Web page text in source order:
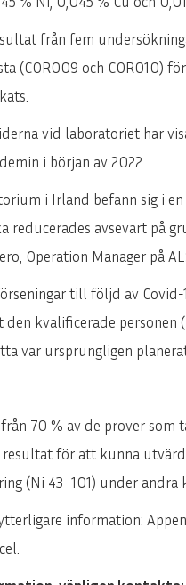
från fem
(COR009 och COR010)
vid laboratoriet har
i början av 2022.
i Irland befann sig i
reducerades avsevärt på
Operation Manager på
till följd av
den kvalificerade
var ursprungligen
70 % av de prover som
för att kunna
(Ni 43–101) under andra
information: